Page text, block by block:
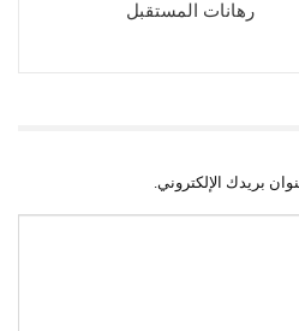
رهانات المستقبل
بريدك الإلكتروني.